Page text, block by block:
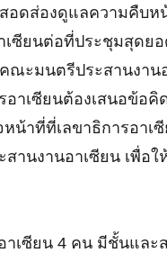
อดส่องดูแลความคืบห
ซียนต่อที่ประชุมสุดย
ณะมนตรีประสานงาน
าเซียนต้องเสนอข้อคิ
น้าที่ที่เลขาธิการอาเ
านงานอาเซียน เพื่อใ
เซียน 4 คน มีชั้นและ